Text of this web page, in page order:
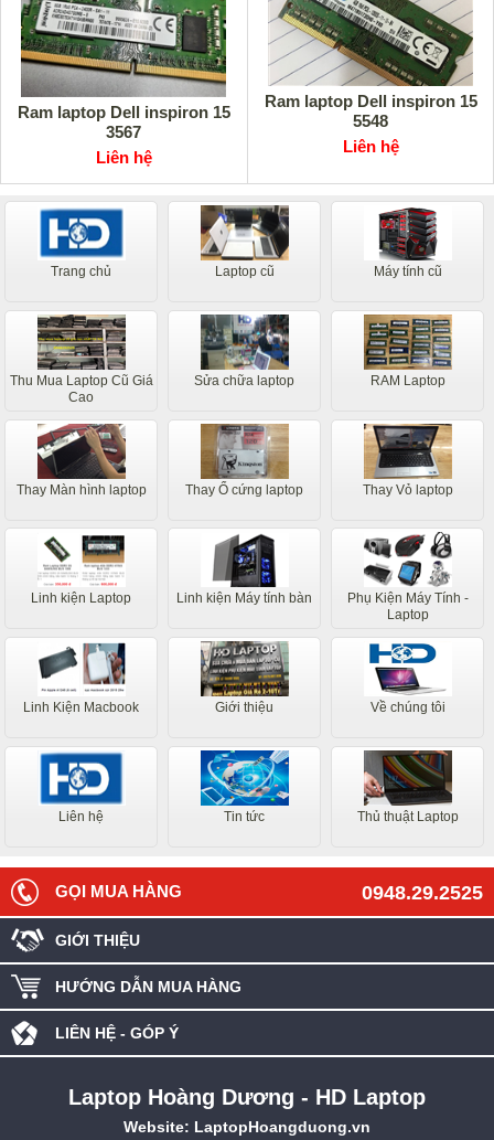
Ram laptop Dell inspiron 15
3567
Liên hệ
Ram laptop Dell inspiron 15
5548
Liên hệ
Trang chủ Laptop cũ Máy tính cũ
Thu Mua Laptop Cũ Giá
Cao
Sửa chữa laptop RAM Laptop
Thay Màn hình laptop Thay Ổ cứng laptop Thay Vỏ laptop
Linh kiện Laptop Linh kiện Máy tính bàn
Phụ Kiện Máy Tính -
Laptop
Linh Kiện Macbook Giới thiệu Về chúng tôi
Liên hệ Tin tức Thủ thuật Laptop
0948.29.2525
GỌI MUA HÀNG
GIỚI THIỆU
HƯỚNG DẪN MUA HÀNG
LIÊN HỆ - GÓP Ý
Laptop Hoàng Dương - HD Laptop
Website: LaptopHoangduong.vn